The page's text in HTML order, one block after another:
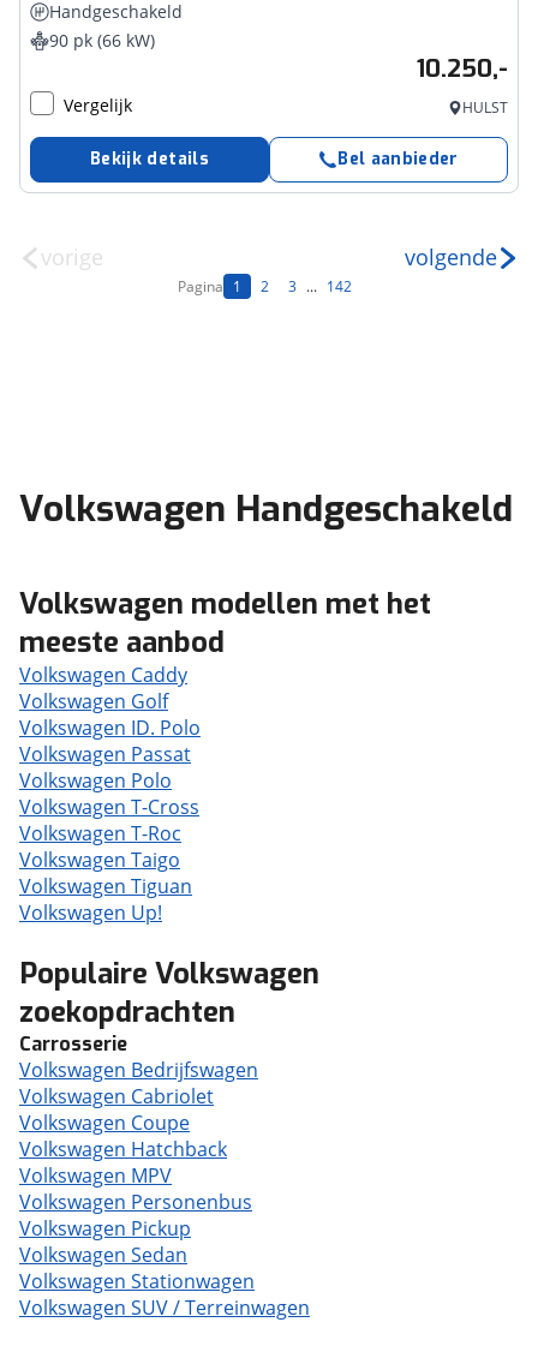
Handgeschakeld
90 pk (66 kW)
10.250,-
Vergelijk HULST
Bekijk details Bel aanbieder
vorige
Pagina 1 2 3 ... 142
volgende
Volkswagen Handgeschakeld
Volkswagen modellen met het
meeste aanbod
Volkswagen Caddy
Volkswagen Golf
Volkswagen ID. Polo
Volkswagen Passat
Volkswagen Polo
Volkswagen T-Cross
Volkswagen T-Roc
Volkswagen Taigo
Volkswagen Tiguan
Volkswagen Up!
Populaire Volkswagen
zoekopdrachten
Carrosserie
Volkswagen Bedrijfswagen
Volkswagen Cabriolet
Volkswagen Coupe
Volkswagen Hatchback
Volkswagen MPV
Volkswagen Personenbus
Volkswagen Pickup
Volkswagen Sedan
Volkswagen Stationwagen
Volkswagen SUV / Terreinwagen